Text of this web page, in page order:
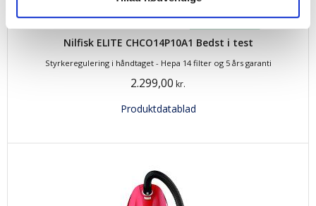
Nilfisk ELITE CHCO14P10A1 Bedst i test
Styrkeregulering i håndtaget - Hepa 14 filter og 5 års garanti
2.299,00 kr.
Produktdatablad